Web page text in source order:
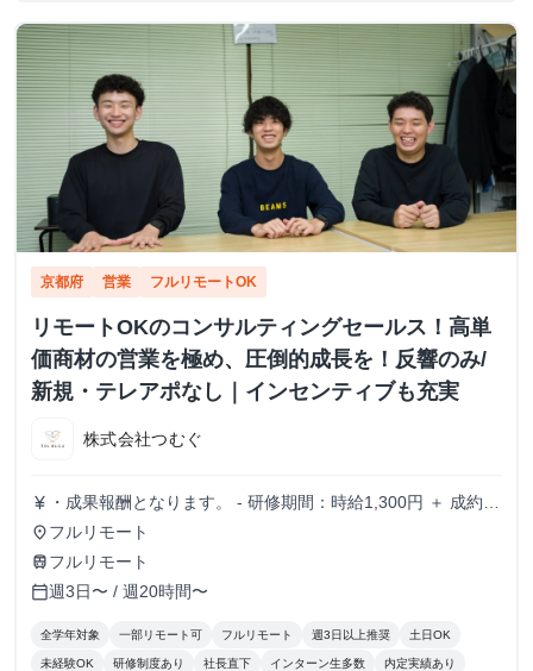
京都府 営業 フルリモートOK
リモートOKのコンサルティングセールス！高単
価商材の営業を極め、圧倒的成長を！反響のみ/
新規・テレアポなし｜インセンティブも充実
株式会社つむぐ
currency_yen ・成果報酬となります。 - 研修期間：時給1,300円 ＋ 成約報
酬 - 研修終了後：完全成果報酬（成約報酬のみ） - 成約報
酬：1契約あたり 20,000円〜50,000円(業績に応じて変動)
place フルリモート
train フルリモート
calendar_today週3日〜 / 週20時間〜
全学年対象 一部リモート可 フルリモート 週3日以上推奨 土日OK
未経験OK 研修制度あり 社長直下 インターン生多数 内定実績あり